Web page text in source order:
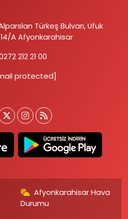
Türkeş Bulvarı, Ufuk
A Afyonkarahisar
212 21 00
protected]
Afyonkarahisar Hava
Durumu